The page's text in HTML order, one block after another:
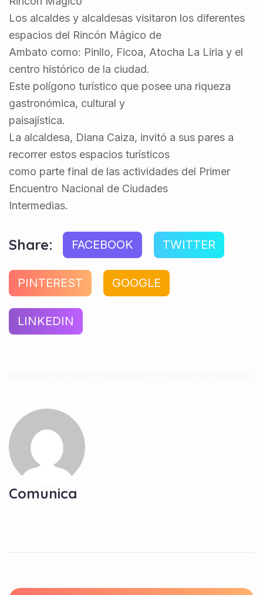
Los alcaldes y alcaldesas visitaron los diferentes
espacios del Rincón Mágico de
Ambato como: Pinllo, Ficoa, Atocha La Liria y el
centro histórico de la ciudad.
Este polígono turístico que posee una riqueza
gastronómica, cultural y
paisajística.
La alcaldesa, Diana Caiza, invitó a sus pares a
recorrer estos espacios turísticos
como parte final de las actividades del Primer
Encuentro Nacional de Ciudades
Intermedias.
Share: FACEBOOK TWITTER
PINTEREST GOOGLE
LINKEDIN
Comunica